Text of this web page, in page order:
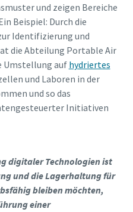
und zeigen Bereiche
Beispiel: Durch die
Identifizierung und
die Abteilung Portable Air
Umstellung auf hydriertes
und Laboren in der
und so das
Initiativen
digitaler Technologien ist
und die Lagerhaltung für
bleiben möchten,
einer